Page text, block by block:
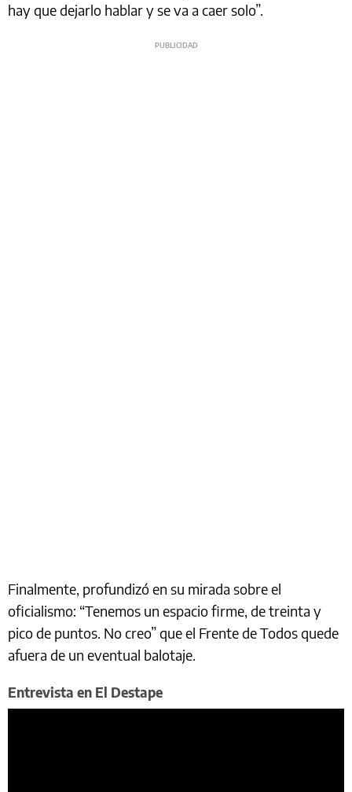
hay que dejarlo hablar y se va a caer solo”.
Finalmente, profundizó en su mirada sobre el
oficialismo: “Tenemos un espacio firme, de treinta y
pico de puntos. No creo” que el Frente de Todos quede
afuera de un eventual balotaje.
Entrevista en El Destape